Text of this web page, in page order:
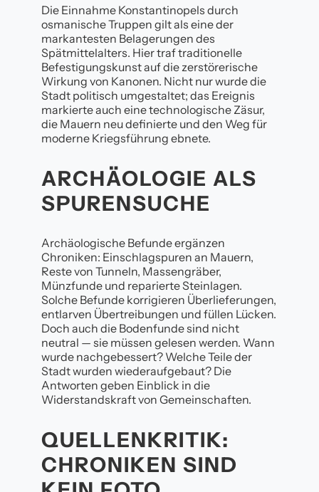
Die Einnahme Konstantinopels durch
osmanische Truppen gilt als eine der
markantesten Belagerungen des
Spätmittelalters. Hier traf traditionelle
Befestigungskunst auf die zerstörerische
Wirkung von Kanonen. Nicht nur wurde die
Stadt politisch umgestaltet; das Ereignis
markierte auch eine technologische Zäsur,
die Mauern neu definierte und den Weg für
moderne Kriegsführung ebnete.
ARCHÄOLOGIE ALS
SPURENSUCHE
Archäologische Befunde ergänzen
Chroniken: Einschlagspuren an Mauern,
Reste von Tunneln, Massengräber,
Münzfunde und reparierte Steinlagen.
Solche Befunde korrigieren Überlieferungen,
entlarven Übertreibungen und füllen Lücken.
Doch auch die Bodenfunde sind nicht
neutral — sie müssen gelesen werden. Wann
wurde nachgebessert? Welche Teile der
Stadt wurden wiederaufgebaut? Die
Antworten geben Einblick in die
Widerstandskraft von Gemeinschaften.
QUELLENKRITIK:
CHRONIKEN SIND